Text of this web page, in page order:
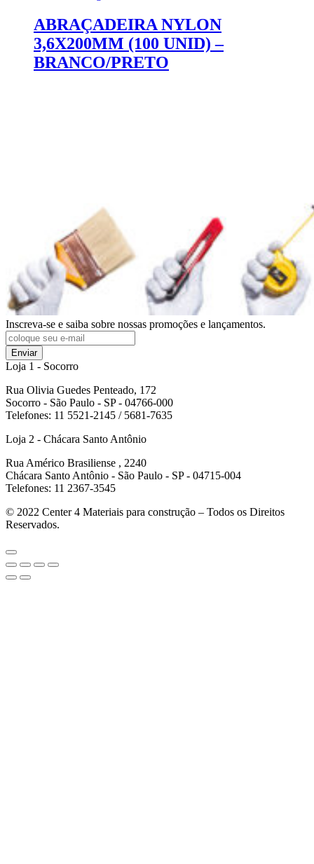
ABRAÇADEIRA NYLON
3,6X200MM (100 UNID) –
BRANCO/PRETO
Inscreva-se e saiba sobre nossas promoções e lançamentos.
Enviar
Loja 1 - Socorro
Rua Olivia Guedes Penteado, 172
Socorro - São Paulo - SP - 04766-000
Telefones: 11 5521-2145 / 5681-7635
Loja 2 - Chácara Santo Antônio
Rua Américo Brasiliense , 2240
Chácara Santo Antônio - São Paulo - SP - 04715-004
Telefones: 11 2367-3545
© 2022 Center 4 Materiais para construção – Todos os Direitos
Reservados.